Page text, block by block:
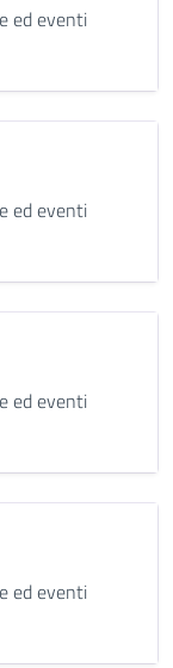
ed eventi
ed eventi
ed eventi
ed eventi